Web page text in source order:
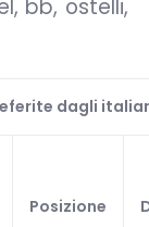
bb, ostelli,
dagli
Posizione